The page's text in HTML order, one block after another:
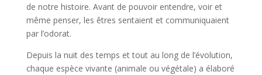
de notre histoire. Avant de pouvoir entendre, voir et
même penser, les êtres sentaient et communiquaient
par l’odorat.
Depuis la nuit des temps et tout au long de l’évolution,
chaque espèce vivante (animale ou végétale) a élaboré